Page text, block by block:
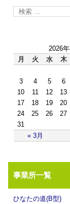
2026年
月
火 水 木
« 3月
3
4 5 6
10
11 12 13
17
18 19 20
24
25 26 27
31
事業所一覧
ひなたの道(B型)